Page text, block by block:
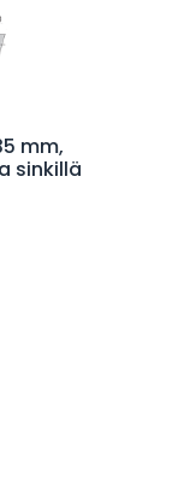
mm,
sinkillä